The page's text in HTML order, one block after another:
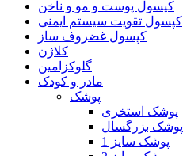
کپسول پوست و مو و ناخن
کپسول تقویت سیستم ایمنی
کپسول غضروف ساز
کلاژن
گلوکزامین
مادر و کودک
پوشک
پوشک استخری
پوشک بزرگسال
پوشک سایز 1